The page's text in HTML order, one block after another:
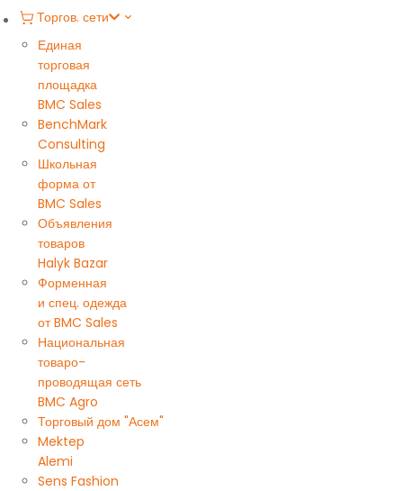
Торгов. сети
Единая
торговая
площадка
BMC Sales
BenchMark
Consulting
Школьная
форма от
BMC Sales
Объявления
товаров
Halyk Bazar
Форменная
и спец. одежда
от BMC Sales
Национальная
товаро-
проводящая сеть
BMC Agro
Торговый дом "Асем"
Mektep
Alemi
Sens Fashion